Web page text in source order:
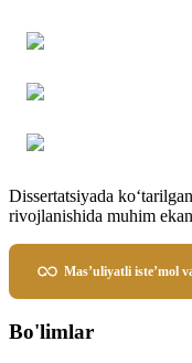
Dissertatsiyada
rivojlanishida muhim
Mas’uliyatli iste’mol
Bo'limlar